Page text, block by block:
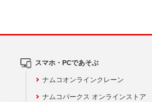
スマホ・PCであそぶ
ナムコオンラインクレーン
ナムコパークス オンラインストア